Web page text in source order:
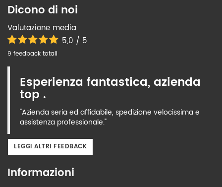
Dicono di noi
Valutazione media
5,0 / 5
9 feedback totali
Esperienza fantastica, azienda
top .
"Azienda seria ed affidabile, spedizione velocissima e
assistenza professionale."
LEGGI ALTRI FEEDBACK
Informazioni